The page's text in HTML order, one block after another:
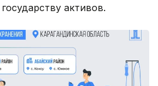
активов.